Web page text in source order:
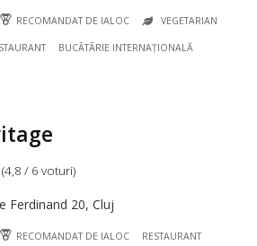
RECOMANDAT DE IALOC VEGETARIAN
BUCÃTÃRIE INTERNAȚIONALĂ
(4,8 / 6 voturi)
Ferdinand 20, Cluj
RECOMANDAT DE IALOC RESTAURANT